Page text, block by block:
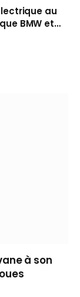
au
BMW et
à son